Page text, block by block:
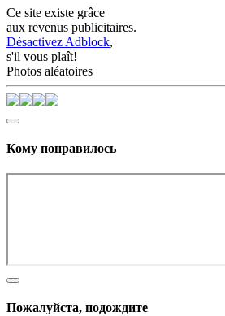
Ce site existe grâce
aux revenus publicitaires.
Désactivez Adblock,
s'il vous plaît!
Photos aléatoires
Кому понравилось
Пожалуйста, подождите